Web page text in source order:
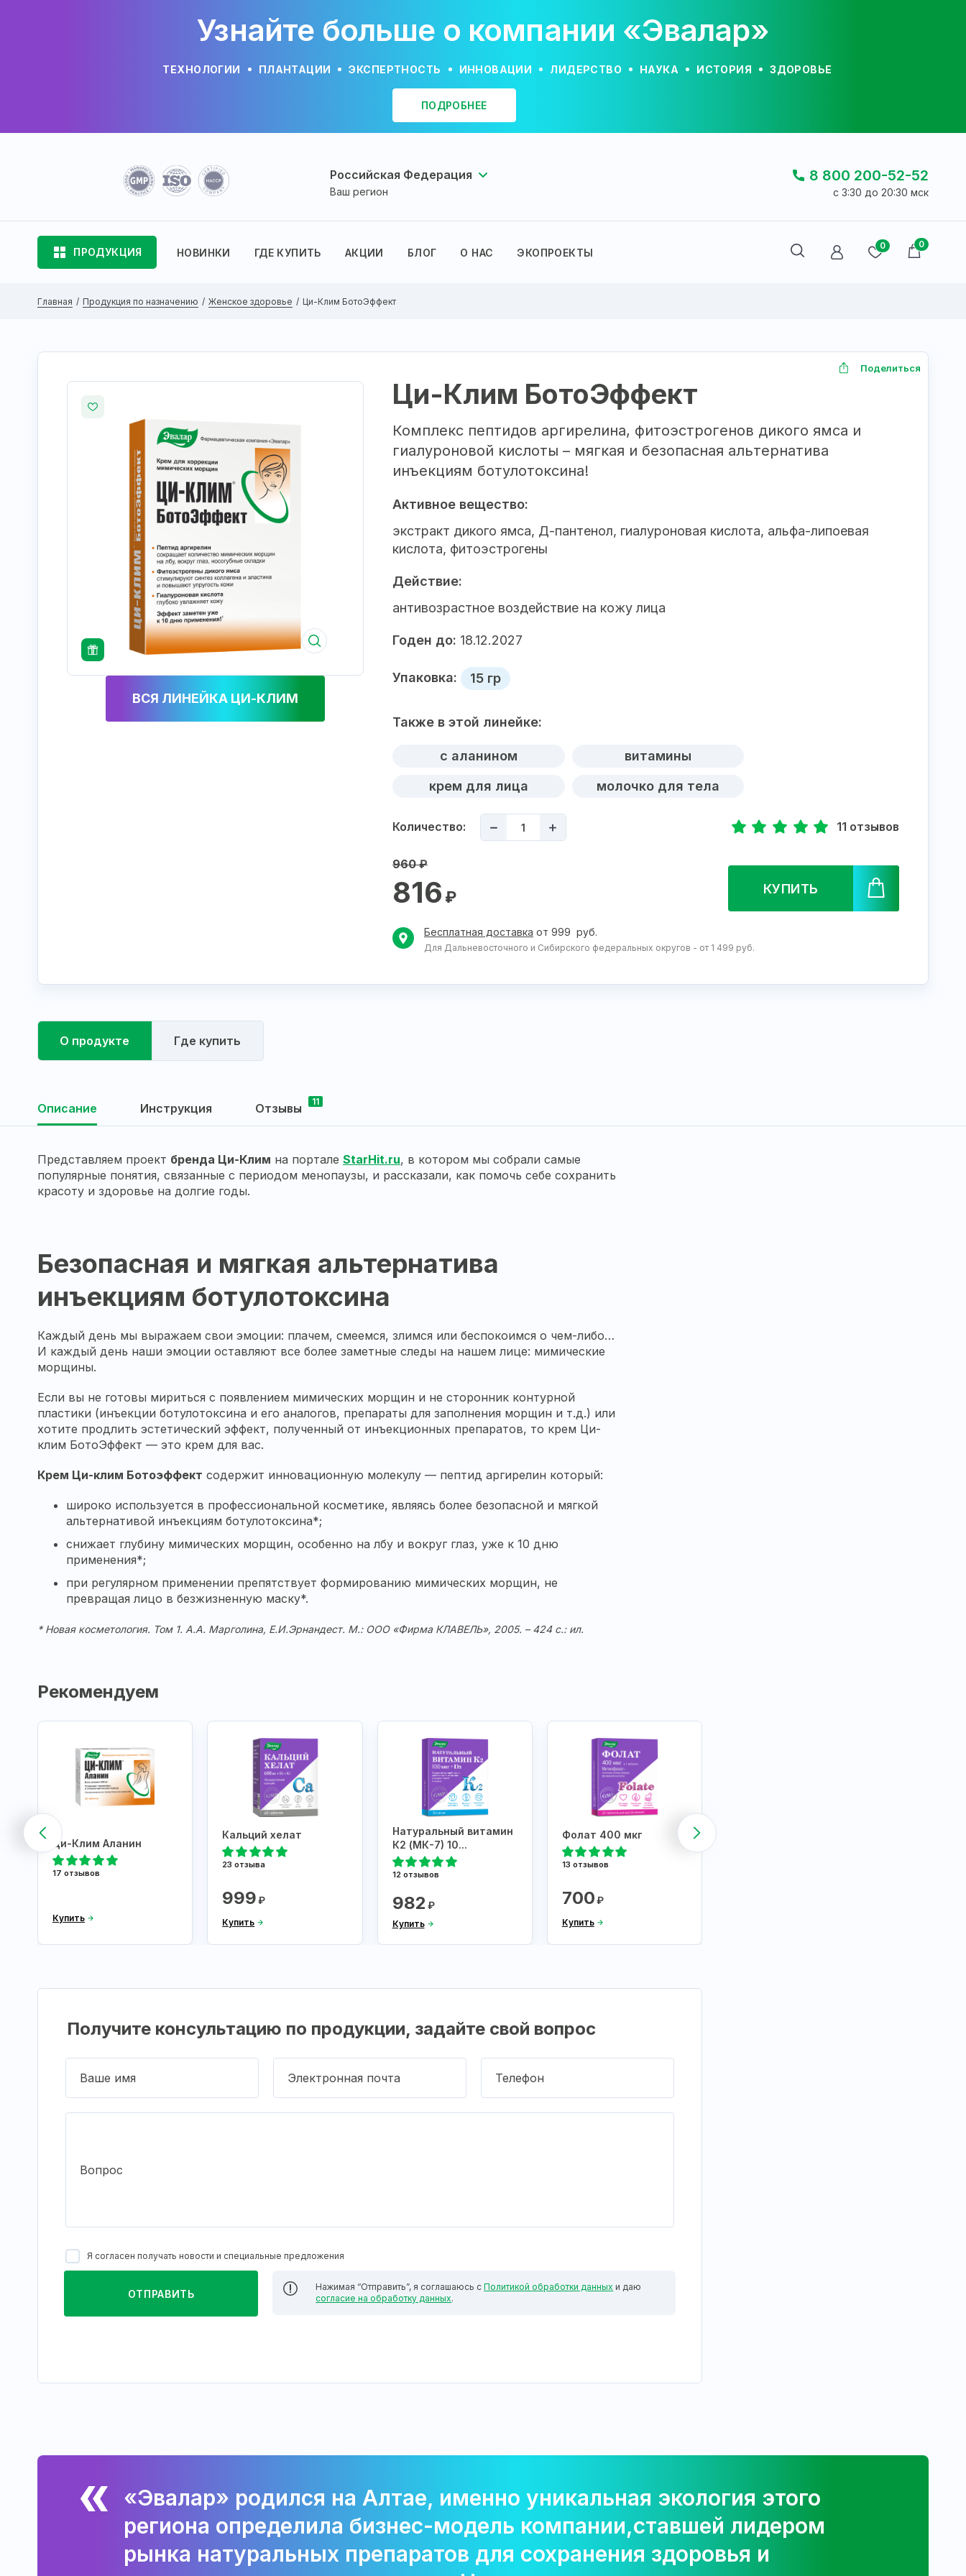
Узнайте больше о компании «Эвалар»
ТЕХНОЛОГИИ ПЛАНТАЦИИ ЭКСПЕРТНОСТЬ ИННОВАЦИИ ЛИДЕРСТВО НАУКА ИСТОРИЯ ЗДОРОВЬЕ
ПОДРОБНЕЕ
Российская Федерация
Ваш регион
8 800 200-52-52
c 3:30 до 20:30 мск
ПРОДУКЦИЯ НОВИНКИ ГДЕ КУПИТЬ АКЦИИ БЛОГ О НАС ЭКОПРОЕКТЫ
0 0
Главная Продукция по назначению Женское здоровье Ци-Клим БотоЭффект
ВСЯ ЛИНЕЙКА ЦИ-КЛИМ
Ци-Клим БотоЭффект
Комплекс пептидов аргирелина, фитоэстрогенов дикого ямса и
гиалуроновой кислоты – мягкая и безопасная альтернатива
инъекциям ботулотоксина!
Активное вещество:
экстракт дикого ямса, Д-пантенол, гиалуроновая кислота, альфа-липоевая
кислота, фитоэстрогены
Действие:
антивозрастное воздействие на кожу лица
Годен до: 18.12.2027
Упаковка: 15 гр
Также в этой линейке:
с аланином
витамины
крем для лица
молочко для тела
Количество: 11 отзывов
960₽
816 ₽ КУПИТЬ
Бесплатная доставка от 999 руб.
Для Дальневосточного и Сибирского федеральных округов - от 1 499 руб.
Поделиться
О продукте Где купить
Описание Инструкция Отзывы 11
Представляем проект бренда Ци-Клим на портале StarHit.ru, в котором мы собрали самые
популярные понятия, связанные с периодом менопаузы, и рассказали, как помочь себе сохранить
красоту и здоровье на долгие годы.
Безопасная и мягкая альтернатива
инъекциям ботулотоксина
Каждый день мы выражаем свои эмоции: плачем, смеемся, злимся или беспокоимся о чем-либо…
И каждый день наши эмоции оставляют все более заметные следы на нашем лице: мимические
морщины.
Если вы не готовы мириться с появлением мимических морщин и не сторонник контурной
пластики (инъекции ботулотоксина и его аналогов, препараты для заполнения морщин и т.д.) или
хотите продлить эстетический эффект, полученный от инъекционных препаратов, то крем Ци-
клим БотоЭффект — это крем для вас.
Крем Ци-клим Ботоэффект содержит инновационную молекулу — пептид аргирелин который:
широко используется в профессиональной косметике, являясь более безопасной и мягкой
альтернативой инъекциям ботулотоксина*;
снижает глубину мимических морщин, особенно на лбу и вокруг глаз, уже к 10 дню
применения*;
при регулярном применении препятствует формированию мимических морщин, не
превращая лицо в безжизненную маску*.
* Новая косметология. Том 1. А.А. Марголина, Е.И.Эрнандест. М.: ООО «Фирма КЛАВЕЛЬ», 2005. – 424 с.: ил.
Рекомендуем
Ци-Клим Аланин
17 отзывов
Купить
Кальций хелат
23 отзыва
999₽
Купить
Натуральный витамин
К2 (МК-7) 10...
12 отзывов
982 ₽
Купить
Фолат 400 мкг
13 отзывов
700₽
Купить
Получите консультацию по продукции, задайте свой вопрос
Ваше имя Электронная почта Телефон
Вопрос
Я согласен получать новости и специальные предложения
Нажимая “Отправить”, я соглашаюсь сПолитикой обработки данных и даю
согласие на обработку данных.
«Эвалар» родился на Алтае, именно уникальная экология этого
региона определила бизнес-модель компании,ставшей лидером
рынка натуральных препаратов для сохранения здоровья и